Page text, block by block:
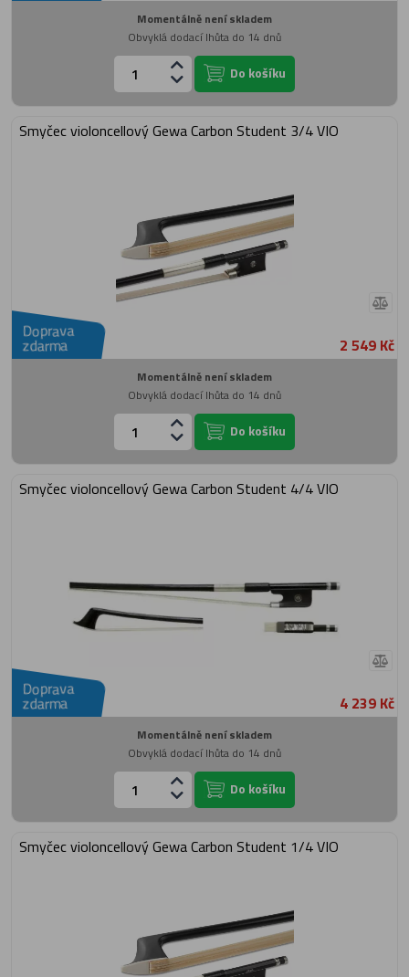
Momentálně není skladem
Obvyklá dodací lhůta do 14 dnů
Do košíku
Smyčec violoncellový Gewa Carbon Student 3/4 VIO
Doprava
zdarma 2 549 Kč
Momentálně není skladem
Obvyklá dodací lhůta do 14 dnů
Do košíku
Smyčec violoncellový Gewa Carbon Student 4/4 VIO
Doprava
zdarma 4 239 Kč
Momentálně není skladem
Obvyklá dodací lhůta do 14 dnů
Do košíku
Smyčec violoncellový Gewa Carbon Student 1/4 VIO